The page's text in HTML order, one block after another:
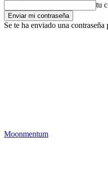
tu
Se te ha enviado una
Moonmentum